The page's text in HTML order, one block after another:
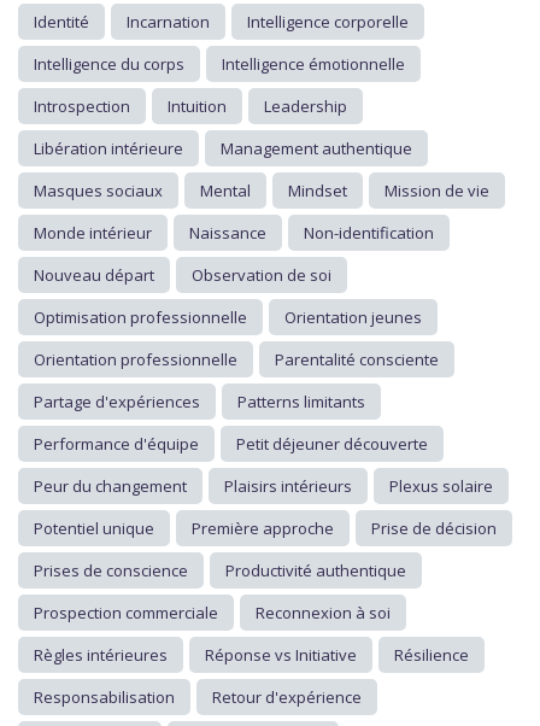
Identité
Incarnation
Intelligence corporelle
Intelligence du corps
Intelligence émotionnelle
Introspection
Intuition
Leadership
Libération intérieure
Management authentique
Masques sociaux
Mental Mindset
Mission de vie
Monde intérieur
Naissance
Non-identification
Nouveau départ
Observation de soi
Optimisation professionnelle
Orientation jeunes
Orientation professionnelle
Parentalité consciente
Partage d'expériences
Patterns limitants
Performance d'équipe
Petit déjeuner découverte
Peur du changement
Plaisirs intérieurs
Plexus solaire
Potentiel unique
Première approche
Prise de décision
Prises de conscience
Productivité authentique
Prospection commerciale
Reconnexion à soi
Règles intérieures
Réponse vs Initiative
Résilience
Responsabilisation
Retour d'expérience